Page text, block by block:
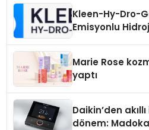
Kleen-Hy-Dro-
Emisyonlu
Marie Rose
yaptı
Daikin’den
dönem: